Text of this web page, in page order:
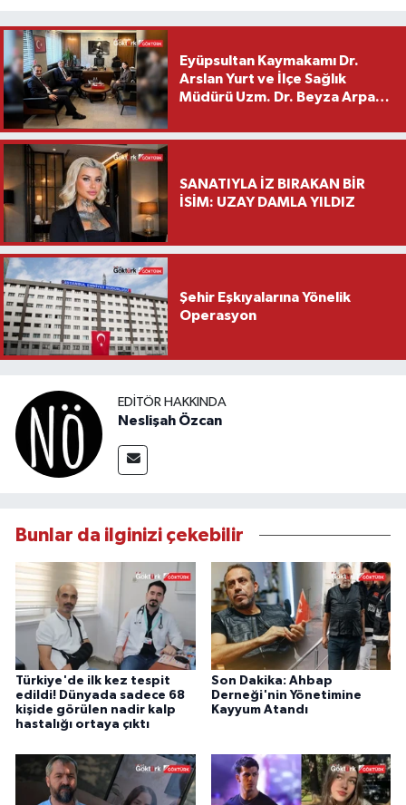
Eyüpsultan Kaymakamı Dr.
Arslan Yurt ve İlçe Sağlık
Müdürü Uzm. Dr. Beyza Arpacı
Ziyareti
SANATIYLA İZ BIRAKAN BİR
İSİM: UZAY DAMLA YILDIZ
Şehir Eşkıyalarına Yönelik
Operasyon
EDITÖR HAKKINDA
Neslişah Özcan
Bunlar da ilginizi çekebilir
Türkiye'de ilk kez tespit
edildi! Dünyada sadece 68
kişide görülen nadir kalp
hastalığı ortaya çıktı
Son Dakika: Ahbap
Derneği'nin Yönetimine
Kayyum Atandı